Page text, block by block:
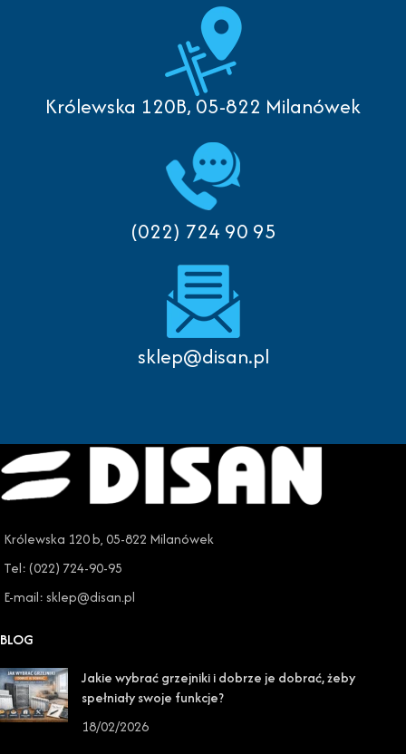
Królewska 120B, 05-822 Milanówek
(022) 724 90 95
sklep@disan.pl
Królewska 120 b, 05-822 Milanówek
Tel: (022) 724-90-95
E-mail: sklep@disan.pl
BLOG
Jakie wybrać grzejniki i dobrze je dobrać, żeby
spełniały swoje funkcje?
18/02/2026